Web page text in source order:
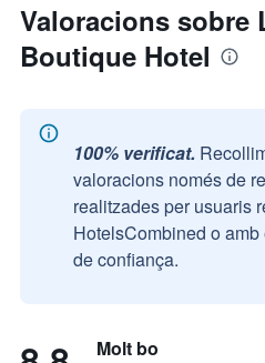
Valoracions sobre
Boutique Hotel
100% verificat.
valoracions només de
realitzades per usuaris
HotelsCombined o
de confiança.
Molt bo